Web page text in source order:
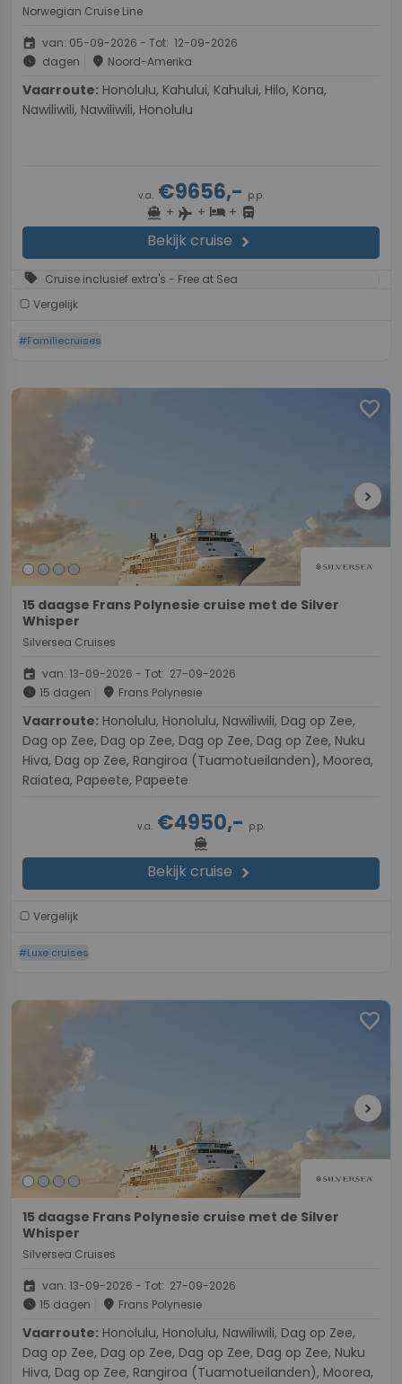
Norwegian Cruise Line
event van: 05-09-2026 - Tot: 12-09-2026
schedule dagen place Noord-Amerika
Vaarroute:
Nawiliwili, Nawiliwili, Honolulu
v.a. €9656,- p.p.
directions_boat + flight + hotel+ directions_bus
Bekijk cruise chevron_right
sell Cruise inclusief extra's - Free at Sea
Vergelijk
#Familiecruises
favorite
chevron_right
15 daagse Frans Polynesie cruise met de Silver
Whisper
Silversea Cruises
event van: 13-09-2026 - Tot: 27-09-2026
schedule 15 dagen place Frans Polynesie
Vaarroute:
Dag op Zee, Dag op Zee, Dag op Zee, Dag op Zee, Nuku
Hiva, Dag op Zee, Rangiroa (Tuamotueilanden), Moorea,
Raiatea, Papeete, Papeete
v.a. €4950,- p.p.
directions_boat
Bekijk cruise chevron_right
Vergelijk
#Luxe cruises
favorite
chevron_right
15 daagse Frans Polynesie cruise met de Silver
Whisper
Silversea Cruises
event van: 13-09-2026 - Tot: 27-09-2026
schedule 15 dagen place Frans Polynesie
Vaarroute:
Dag op Zee, Dag op Zee, Dag op Zee, Dag op Zee, Nuku
Hiva, Dag op Zee, Rangiroa (Tuamotueilanden), Moorea,